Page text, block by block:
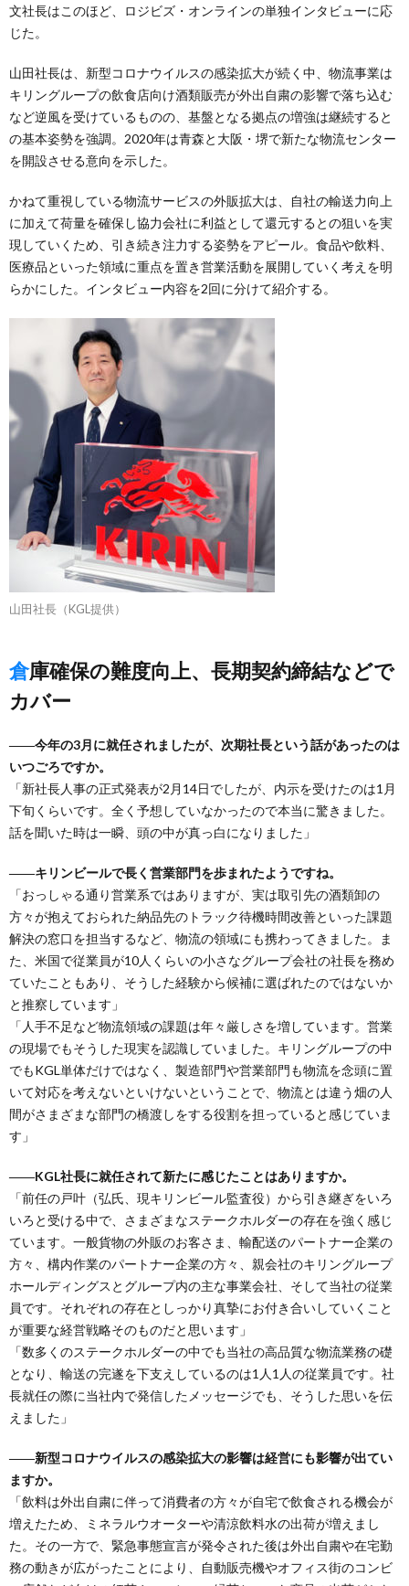
文社長はこのほど、ロジビズ・オンラインの単独インタビューに応
じた。
山田社長は、新型コロナウイルスの感染拡大が続く中、物流事業は
キリングループの飲食店向け酒類販売が外出自粛の影響で落ち込む
など逆風を受けているものの、基盤となる拠点の増強は継続すると
の基本姿勢を強調。2020年は青森と大阪・堺で新たな物流センター
を開設させる意向を示した。
かねて重視している物流サービスの外販拡大は、自社の輸送力向上
に加えて荷量を確保し協力会社に利益として還元するとの狙いを実
現していくため、引き続き注力する姿勢をアピール。食品や飲料、
医療品といった領域に重点を置き営業活動を展開していく考えを明
らかにした。インタビュー内容を2回に分けて紹介する。
山田社長（KGL提供）
倉庫確保の難度向上、長期契約締結などで
カバー
――今年の3月に就任されましたが、次期社長という話があったのは
いつごろですか。
「新社長人事の正式発表が2月14日でしたが、内示を受けたのは1月
下旬くらいです。全く予想していなかったので本当に驚きました。
話を聞いた時は一瞬、頭の中が真っ白になりました」
――キリンビールで長く営業部門を歩まれたようですね。
「おっしゃる通り営業系ではありますが、実は取引先の酒類卸の
方々が抱えておられた納品先のトラック待機時間改善といった課題
解決の窓口を担当するなど、物流の領域にも携わってきました。ま
た、米国で従業員が10人くらいの小さなグループ会社の社長を務め
ていたこともあり、そうした経験から候補に選ばれたのではないか
と推察しています」
「人手不足など物流領域の課題は年々厳しさを増しています。営業
の現場でもそうした現実を認識していました。キリングループの中
でもKGL単体だけではなく、製造部門や営業部門も物流を念頭に置
いて対応を考えないといけないということで、物流とは違う畑の人
間がさまざまな部門の橋渡しをする役割を担っていると感じていま
す」
――KGL社長に就任されて新たに感じたことはありますか。
「前任の戸叶（弘氏、現キリンビール監査役）から引き継ぎをいろ
いろと受ける中で、さまざまなステークホルダーの存在を強く感じ
ています。一般貨物の外販のお客さま、輸配送のパートナー企業の
方々、構内作業のパートナー企業の方々、親会社のキリングループ
ホールディングスとグループ内の主な事業会社、そして当社の従業
員です。それぞれの存在としっかり真摯にお付き合いしていくこと
が重要な経営戦略そのものだと思います」
「数多くのステークホルダーの中でも当社の高品質な物流業務の礎
となり、輸送の完遂を下支えしているのは1人1人の従業員です。社
長就任の際に当社内で発信したメッセージでも、そうした思いを伝
えました」
――新型コロナウイルスの感染拡大の影響は経営にも影響が出てい
ますか。
「飲料は外出自粛に伴って消費者の方々が自宅で飲食される機会が
増えたため、ミネラルウオーターや清涼飲料水の出荷が増えまし
た。その一方で、緊急事態宣言が発令された後は外出自粛や在宅勤
務の動きが広がったことにより、自動販売機やオフィス街のコンビ